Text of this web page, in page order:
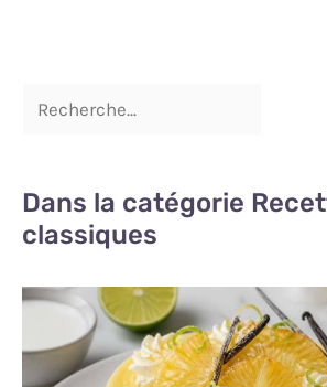
Dans la catégorie
classiques